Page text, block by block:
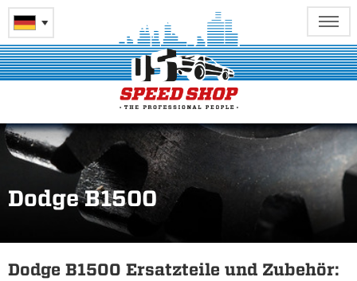
Dodge B1500
Dodge B1500 Ersatzteile und Zubehör: